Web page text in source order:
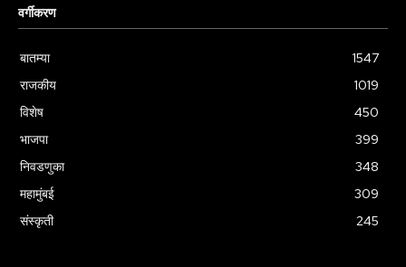
वर्गीकरण
बातम्या
1547
राजकीय
1019
विशेष
450
भाजपा
399
निवडणुका
348
महामुंबई
309
संस्कृती
245